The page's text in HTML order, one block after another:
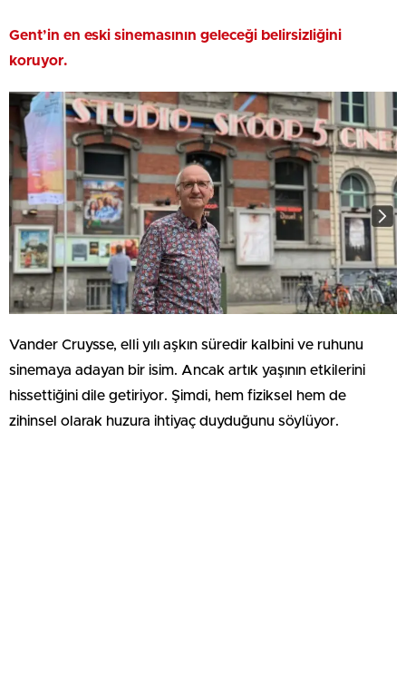
Gent’in en eski sinemasının geleceği belirsizliğini
koruyor.
Vander Cruysse, elli yılı aşkın süredir kalbini ve ruhunu
sinemaya adayan bir isim. Ancak artık yaşının etkilerini
hissettiğini dile getiriyor. Şimdi, hem fiziksel hem de
zihinsel olarak huzura ihtiyaç duyduğunu söylüyor.